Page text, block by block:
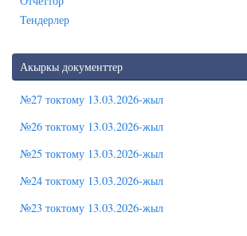
Тендерлер
Акыркы документтер
№27 токтому 13.03.2026-жыл
№26 токтому 13.03.2026-жыл
№25 токтому 13.03.2026-жыл
№24 токтому 13.03.2026-жыл
№23 токтому 13.03.2026-жыл